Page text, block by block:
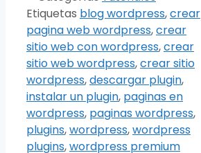
Etiquetas blog wordpress,crear
pagina web wordpress,crear
sitio web con wordpress,crear
sitio web wordpress,crear sitio
wordpress,descargar plugin,
instalar un plugin, paginas en
wordpress, paginas wordpress,
plugins,wordpress,wordpress
plugins,wordpress premium